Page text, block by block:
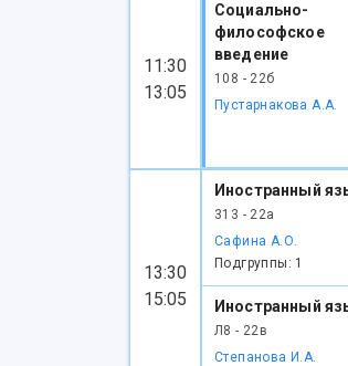
11:30
13:05
Социально-
философское
введение
108 - 22б
Пустарнакова А.А.
13:30
15:05
Иностранный
313 - 22а
Сафина А.О.
Подгруппы: 1
Иностранный
Л8 - 22в
Степанова И.А.